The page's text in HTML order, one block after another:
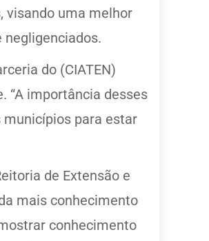
visando uma melhor
do (CIATEN)
“A importância desses
municípios para estar
de Extensão e
mais conhecimento
conhecimento